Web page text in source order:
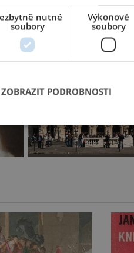
5. ledna 1875.
nutné
soubory
Výkonové
soubory
ZOBRAZIT PODROBNOSTI